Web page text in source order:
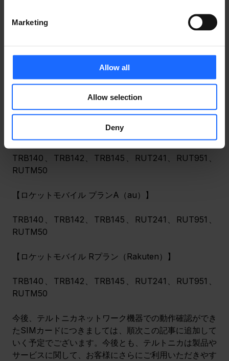
Marketing
Allow all
Allow selection
Deny
動作確認済み機器一覧
【ロケットモバイル Dプラン（docomo）】
TRB140、TRB142、TRB145、RUT241、RUT951、
RUTM50
【ロケットモバイル プランS（softbank）】
TRB140、TRB142、TRB145、RUT241、RUT951、
RUTM50
【ロケットモバイル プランA（au）】
TRB140、TRB142、TRB145、RUT241、RUT951、
RUTM50
【ロケットモバイル Rプラン（Rakuten）】
TRB140、TRB142、TRB145、RUT241、RUT951、
RUTM50
今後、テルトニカネットワーク機器での動作確認ができ
たSIMカードにつきましては、順次この記事に追加して
いく予定でございます。今後とも、テルトニカは製品や
サービスに関して、お客様にさらにご利用いただきやす